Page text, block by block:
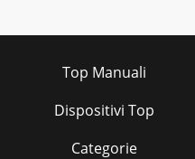
Top Manuali
Dispositivi Top
Categorie